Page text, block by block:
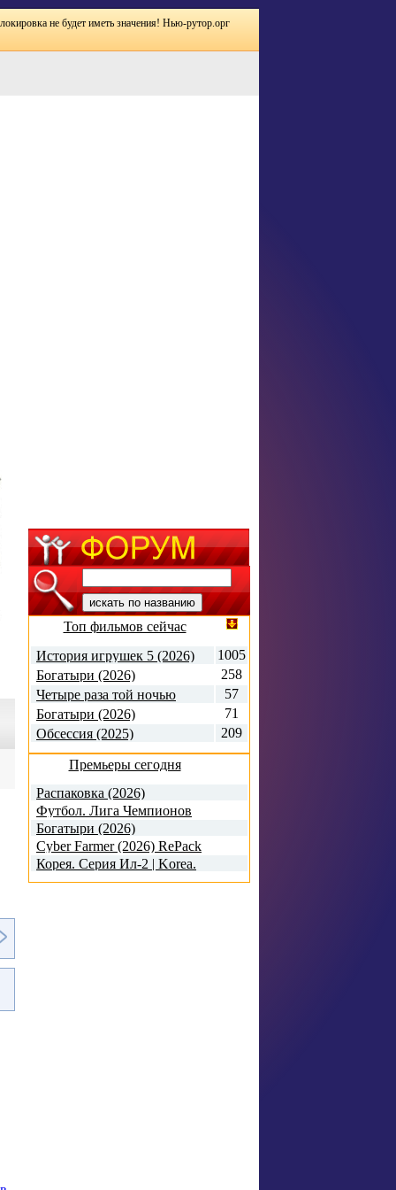
не будет иметь значения! Нью-рутор.орг
Топ фильмов сейчас
История игрушек 5 (2026)
1005
Богатыри (2026)
258
Четыре раза той ночью
(1971)
57
Богатыри (2026)
71
Обсессия (2025)
209
Премьеры сегодня
Распаковка (2026)
Футбол. Лига Чемпионов
2026-2027. 3-й кв. раунд. 1-й
матч. Ференцварош (2026)
Богатыри (2026)
Cyber Farmer (2026) RePack
Корея. Серия Ил-2 | Korea.
IL-2 Series - Deluxe Edition